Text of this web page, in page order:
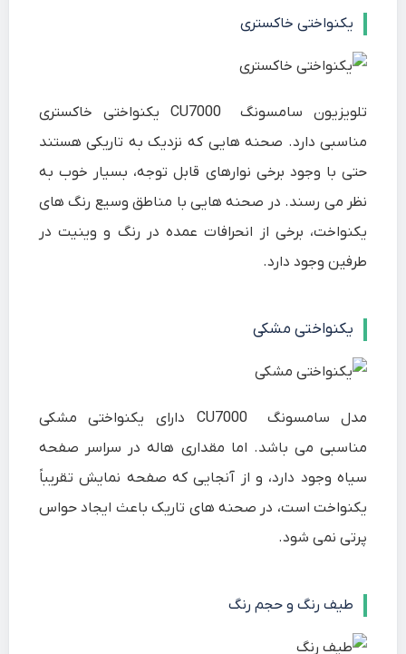
یکنواختی خاکستری
تلویزیون سامسونگ CU7000 یکنواختی خاکستری
مناسبی دارد. صحنه هایی که نزدیک به تاریکی هستند
حتی با وجود برخی نوارهای قابل توجه، بسیار خوب به
نظر می رسند. در صحنه هایی با مناطق وسیع رنگ های
یکنواخت، برخی از انحرافات عمده در رنگ و وینیت در
طرفین وجود دارد.
یکنواختی مشکی
مدل سامسونگ CU7000 دارای یکنواختی مشکی
مناسبی می باشد. اما مقداری هاله در سراسر صفحه
سیاه وجود دارد، و از آنجایی که صفحه نمایش تقریباً
یکنواخت است، در صحنه های تاریک باعث ایجاد حواس
پرتی نمی شود.
طیف رنگ و حجم رنگ